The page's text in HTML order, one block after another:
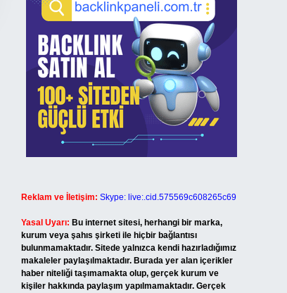
Reklam ve İletişim: Skype: live:.cid.575569c608265c69
Yasal Uyarı: Bu internet sitesi, herhangi bir marka,
kurum veya şahıs şirketi ile hiçbir bağlantısı
bulunmamaktadır. Sitede yalnızca kendi hazırladığımız
makaleler paylaşılmaktadır. Burada yer alan içerikler
haber niteliği taşımamakta olup, gerçek kurum ve
kişiler hakkında paylaşım yapılmamaktadır. Gerçek